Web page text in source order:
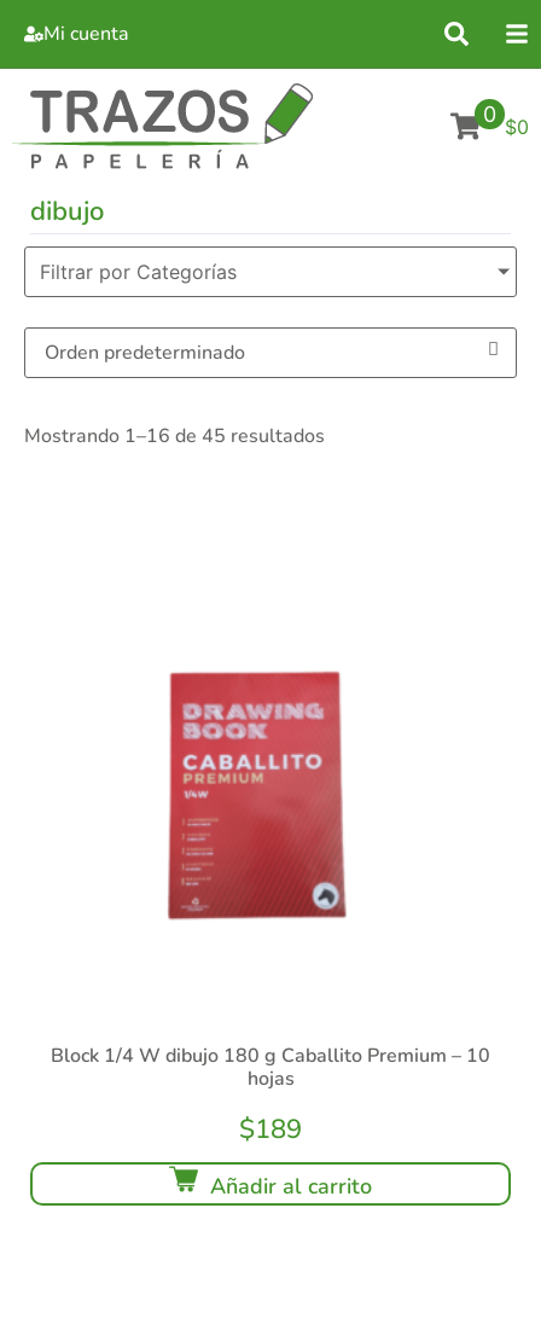
Mi cuenta
0 $0
dibujo
Filtrar por Categorías
Mostrando 1–16 de 45 resultados
Block 1/4 W dibujo 180 g Caballito Premium – 10
hojas
$189
Añadir al carrito